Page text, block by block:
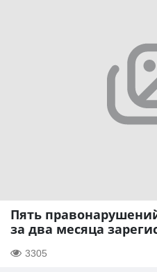
Пять
за два месяца
3305